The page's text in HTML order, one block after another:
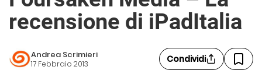
recensione di iPadItalia
Andrea Scrimieri
17 Febbraio 2013 Condividi